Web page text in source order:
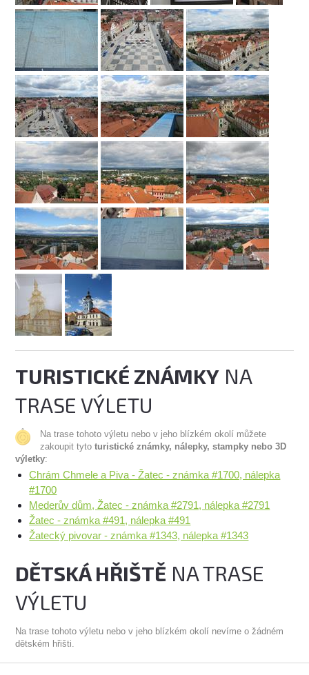
TURISTICKÉ ZNÁMKY NA
TRASE VÝLETU
Na trase tohoto výletu nebo v jeho blízkém okolí můžete
zakoupit tytoturistické známky, nálepky, stampky nebo 3D
výletky:
Chrám Chmele a Piva - Žatec - známka #1700, nálepka
#1700
Mederův dům, Žatec - známka #2791, nálepka #2791
Žatec - známka #491, nálepka #491
Žatecký pivovar - známka #1343, nálepka #1343
DĚTSKÁ HŘIŠTĚ NA TRASE
VÝLETU
Na trase tohoto výletu nebo v jeho blízkém okolí nevíme o žádném
dětském hřišti.